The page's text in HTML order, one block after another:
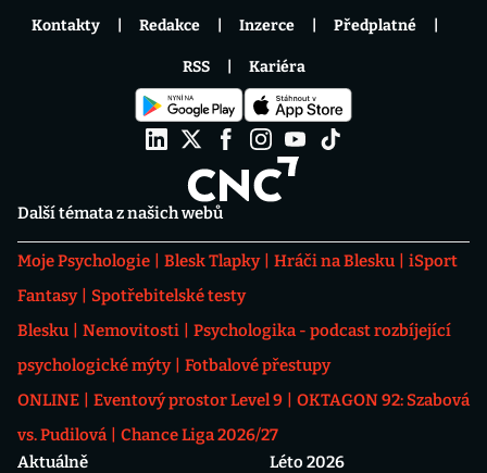
Další témata z našich webů
Moje Psychologie Blesk Tlapky Hráči na Blesku
iSport
Fantasy
Spotřebitelské testy
Blesku
Nemovitosti
Psychologika - podcast rozbíjející
psychologické mýty
Fotbalové přestupy
ONLINE
Eventový prostor Level 9
OKTAGON 92: Szabová
vs. Pudilová
Chance Liga 2026/27
Aktuálně
Léto 2026
Kontakty Redakce Inzerce Předplatné
RSS Kariéra